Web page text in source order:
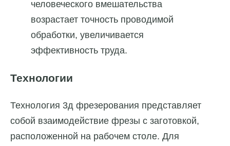
человеческого вмешательства
возрастает точность проводимой
обработки, увеличивается
эффективность труда.
Технологии
Технология 3д фрезерования представляет
собой взаимодействие фрезы с заготовкой,
расположенной на рабочем столе. Для